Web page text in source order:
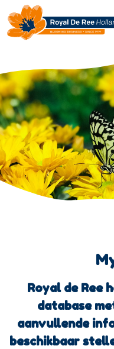
Royal de Ree
database
aanvullende
beschikbaar